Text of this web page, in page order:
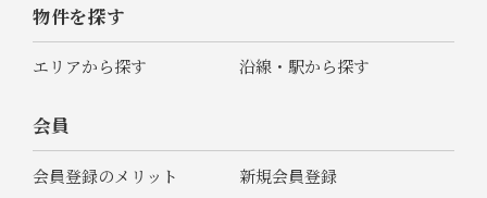
物件を探す
エリアから探す 沿線・駅から探す
会員
会員登録のメリット
新規会員登録